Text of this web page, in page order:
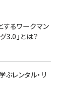
するワークマン
3.0」とは？
レンタル・リ